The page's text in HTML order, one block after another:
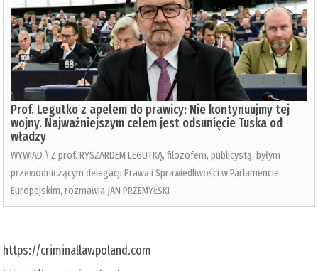
Prof. Legutko z apelem do prawicy: Nie kontynuujmy tej
wojny. Najważniejszym celem jest odsunięcie Tuska od
władzy
WYWIAD \ Z prof. RYSZARDEM LEGUTKĄ, filozofem, publicystą, byłym
przewodniczącym delegacji Prawa i Sprawiedliwości w Parlamencie
Europejskim, rozmawia JAN PRZEMYŁSKI
https://criminallawpoland.com